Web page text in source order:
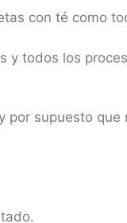
con té como
y todos los
por supuesto